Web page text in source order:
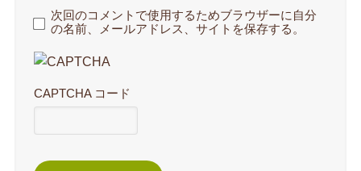
次回のコメントで使用するためブラウザーに自分
の名前、メールアドレス、サイトを保存する。
CAPTCHA コード